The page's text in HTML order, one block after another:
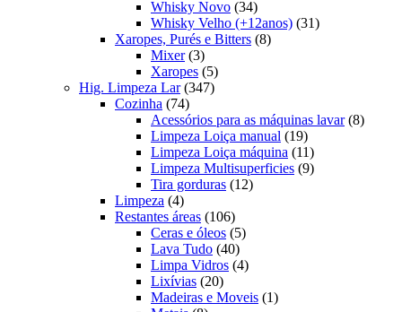
produtos
Whisky Novo 3434
produtos
Whisky Velho (+12anos) 3131
Xaropes, Purés e Bitters 88
Mixer 33
produtos
Xaropes 55
produtos
Hig. Limpeza Lar 347347
Cozinha 7474
produtos
Acessórios para as máquinas lavar 88
Limpeza Loiça manual 1919
produtos
Limpeza Loiça máquina 1111
produtos
Limpeza Multisuperficies 99
Tira gorduras 1212
Limpeza 44
produtos
Restantes áreas 106106
produtos
Ceras e óleos 55
Lava Tudo 4040
produtos
Limpa Vidros 44
Lixívias 2020
produtos
Madeiras e Moveis 11